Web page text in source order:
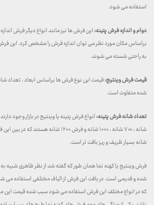
استفاده می شود.
دوام و اندازه فرش پتینه:این فرش ها نیز مانند انواع دیگر فرش
براساس مکان مورد نظر می توان اندازه فرش را مشخص کرد. این
به راحتی شسته می شوند.
قیمت فرش وینتیج:قیمت این نوع فرش ها براساس ابعاد ، تعداد
شده متفاوت است.
تعداد شانه فرش پتینه:
شانه بسیار ظریف و ریز بافت تر است.
فرش وینتیج یا کهنه نما همان طور که گفته شد از نظر ظاهری شبیه
شده و قدیمی است. در بافت این فرش از الیاف مختلفی استفاده می
که در انواع مختلف این فرش استفاده می شود سبب شده قیمت این